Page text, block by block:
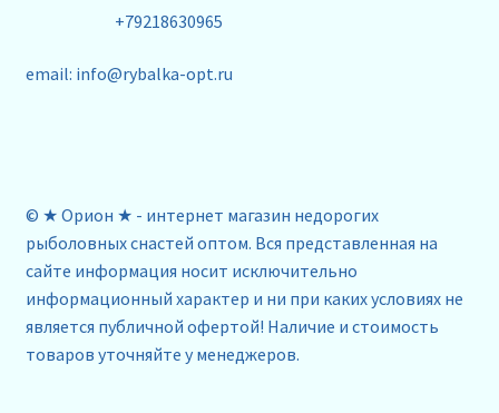
+79218630965
email: info@rybalka-opt.ru
© ★ Орион ★ - интернет магазин недорогих
рыболовных снастей оптом. Вся представленная на
сайте информация носит исключительно
информационный характер и ни при каких условиях не
является публичной офертой! Наличие и стоимость
товаров уточняйте у менеджеров.